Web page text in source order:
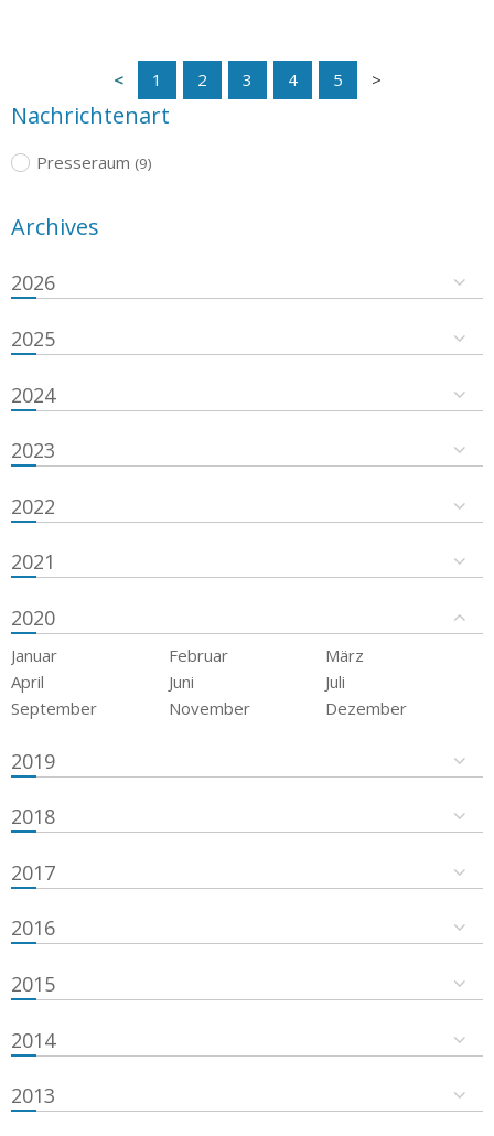
1 2 3 4 5
Nachrichtenart
Presseraum (9)
Archives
2026
2025
2024
2023
2022
2021
2020
Januar Februar
März
April
Juni
Juli
September
November Dezember
2019
2018
2017
2016
2015
2014
2013